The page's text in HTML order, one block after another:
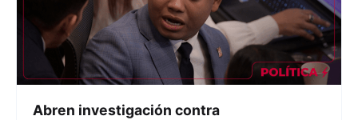
Abren investigación contra